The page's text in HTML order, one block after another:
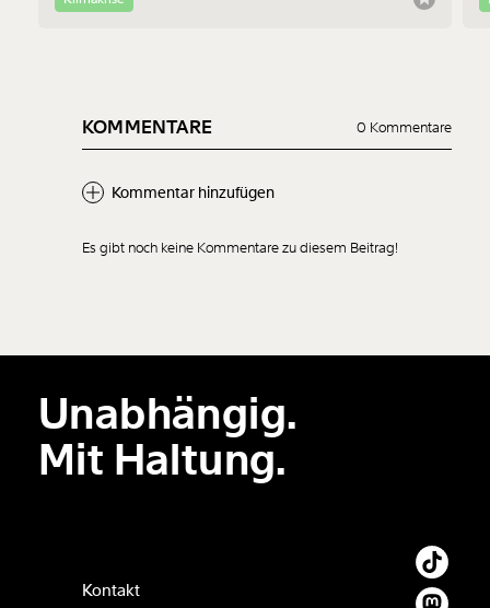
KOMMENTARE 0 Kommentare
Kommentar hinzufügen
Der Inhalt dieses Feldes wird nicht öffentlich zugänglich angezeigt.
Es gibt noch keine Kommentare zu diesem Beitrag!
Unabhängig.
Mit Haltung.
Kontakt